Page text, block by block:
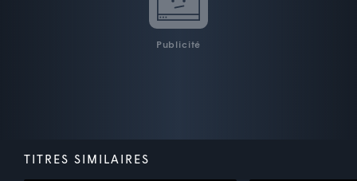
Publicité
TITRES SIMILAIRES